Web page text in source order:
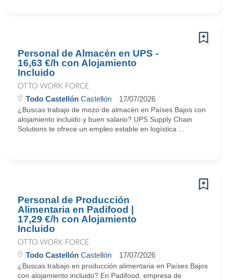
Personal de Almacén en UPS -
16,63 €/h con Alojamiento
Incluido
OTTO WORK FORCE
Todo Castellón Castellón 17/07/2026
¿Buscas trabajo de mozo de almacén en Países Bajos con
alojamiento incluido y buen salario? UPS Supply Chain
Solutions te ofrece un empleo estable en logística ...
Personal de Producción
Alimentaria en Padifood |
17,29 €/h con Alojamiento
Incluido
OTTO WORK FORCE
Todo Castellón Castellón 17/07/2026
¿Buscas trabajo en producción alimentaria en Países Bajos
con alojamiento incluido? En Padifood, empresa de